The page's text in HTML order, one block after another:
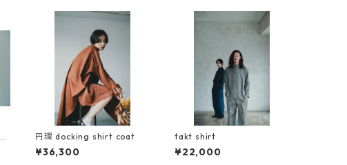
円環 docking shirt coat
¥36,300
takt shirt
¥22,000